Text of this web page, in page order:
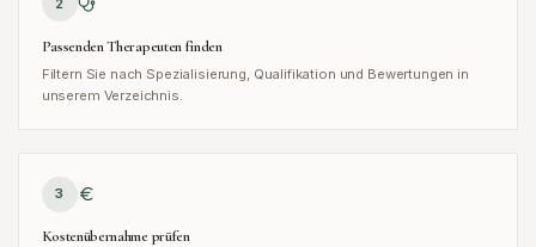
2
Passenden Therapeuten finden
Filtern Sie nach Spezialisierung, Qualifikation und Bewertungen in
unserem Verzeichnis.
3
Kostenübernahme prüfen